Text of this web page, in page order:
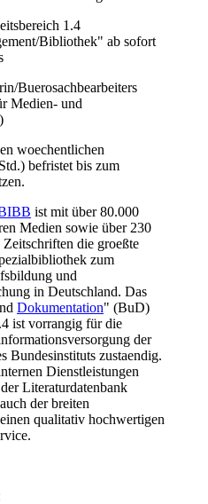
1.4
Bibliothek" ab sofort
Buerosachbearbeiters
Medien- und
woechentlichen
befristet bis zum
ist mit über 80.000
Medien sowie über 230
die groeßte
zum
und
in Deutschland. Das
Dokumentation" (BuD)
ist vorrangig für die
der
Bundesinstituts zustaendig.
Dienstleistungen
Literaturdatenbank
der breiten
qualitativ hochwertigen